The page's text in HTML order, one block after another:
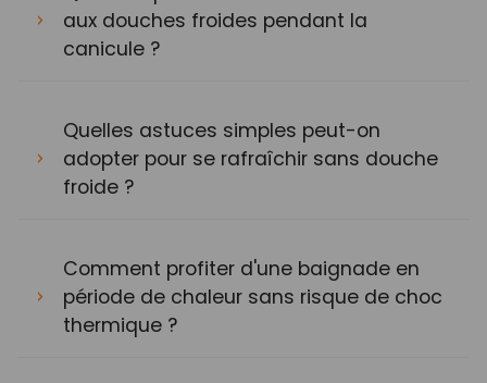
aux douches froides pendant la
canicule ?
Quelles astuces simples peut-on
adopter pour se rafraîchir sans douche
froide ?
Comment profiter d'une baignade en
période de chaleur sans risque de choc
thermique ?